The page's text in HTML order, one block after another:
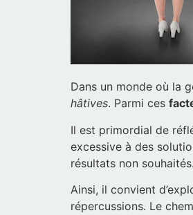
Dans un monde où la
hâtives. Parmi ces
Il est primordial de
excessive à des
résultats non souhaités.
Ainsi, il convient
répercussions. Le